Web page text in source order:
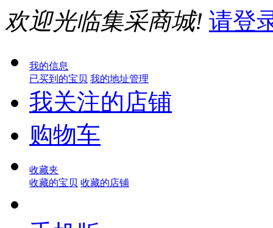
欢迎光临集采商城! 请登
我的信息
已买到的宝贝 我的地址管理
我关注的店铺
购物车
收藏夹
收藏的宝贝 收藏的店铺